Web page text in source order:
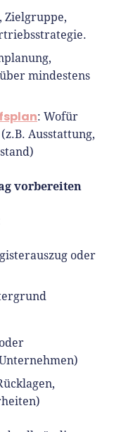
Zielgruppe,
mindestens
: Wofür
Ausstattung,
vorbereiten
oder